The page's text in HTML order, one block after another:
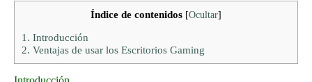
Índice de contenidos [Ocultar]
1. Introducción
2. Ventajas de usar los Escritorios Gaming